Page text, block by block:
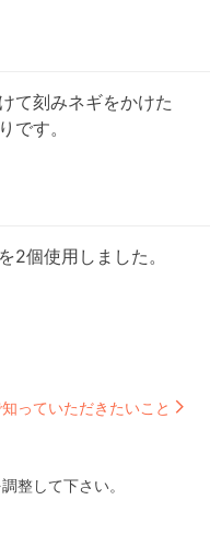
て刻みネギをかけた
です。
2個使用しました。
っていただきたいこと
整して下さい。